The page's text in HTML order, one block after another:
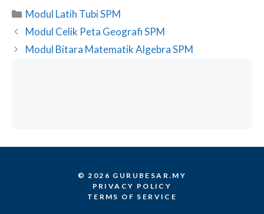
Categories
Modul Latih Tubi SPM
Modul Celik Peta Geografi SPM
Modul Bitara Matematik Algebra SPM
© 2026 GURUBESAR.MY
PRIVACY POLICY
TERMS OF SERVICE